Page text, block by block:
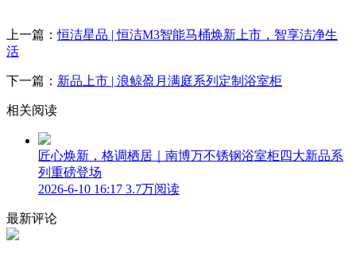
上一篇：恒洁星品 | 恒洁M3智能马桶焕新上市，智享洁净生
活
下一篇： 新品上市 | 浪鲸盈月满庭系列定制浴室柜
相关阅读
匠心焕新，格调栖居｜南博万不锈钢浴室柜四大新品系
列重磅登场
2026-6-10 16:17 3.7万阅读
最新评论